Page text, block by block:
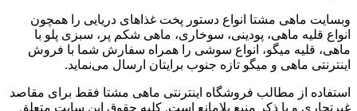
وبسایت ماهی مشتا انواع دستور پخت غذاهای دریایی را همچون
انواع قلیه ماهی، پودینی، سوخاری، ماهی شکم پر، سبزی پلو با
ماهی، قلیه میگو، انواع سوشی را همراه سفارش شما با فروش
اینترنتی ماهی و میگو تازه جنوب برایتان ارسال می‌نماید.
استفاده از مطالب فروشگاه اینترنتی ماهی مشتا فقط برای مقاصد
غیرتجاری و با ذکر منبع بلامانع است. کلیه حقوق این سایت متعلق